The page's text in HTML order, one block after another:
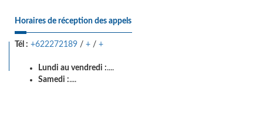
Horaires de réception des appels
Tél : +622272189 / + / +
Lundi au vendredi :....
Samedi :....